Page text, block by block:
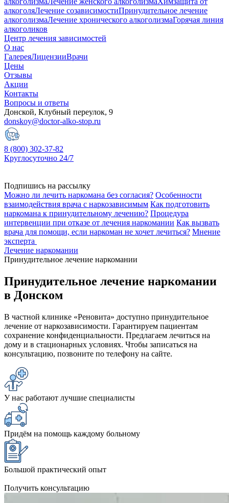
алкоголяЛечение созависимостиПринудительное лечение
алкоголизмаЛечение хронического алкоголизмаГорячая линия
алкоголиков
Центр лечения зависимостей
О нас
ГалереяЛицензииВрачи
Цены
Отзывы
Акции
Контакты
Вопросы и ответы
Донской, Клубный переулок, 9
donskoy@doctor-alko-stop.ru
8 (800) 302-37-82
Круглосуточно 24/7
Подпишись на рассылку
Можно ли лечить наркомана без согласия? Особенности
взаимодействия врача с наркозависимым Как подготовить
наркомана к принудительному лечению? Процедура
интервенции при отказе от лечения наркомании Как вызвать
врача для помощи, если наркоман не хочет лечиться? Мнение
эксперта
Лечение наркомании
Принудительное лечение наркомании
Принудительное лечение наркомании
в Донском
В частной клинике «Реновита» доступно принудительное
лечение от наркозависимости. Гарантируем пациентам
сохранение конфиденциальности. Предлагаем лечиться на
дому и в стационарных условиях. Чтобы записаться на
консультацию, позвоните по телефону на сайте.
У нас работают лучшие специалисты
Придём на помощь каждому больному
Большой практический опыт
Получить консультацию